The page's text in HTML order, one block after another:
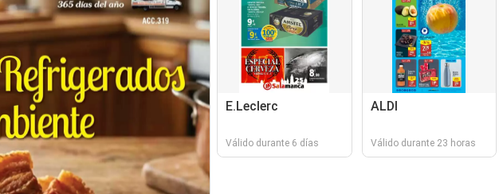
E.Leclerc
Válido durante 6 días
ALDI
Válido durante 23 horas